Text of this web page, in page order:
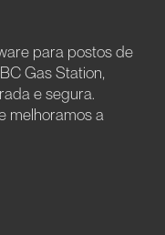
para postos de
Gas Station,
e segura.
melhoramos a